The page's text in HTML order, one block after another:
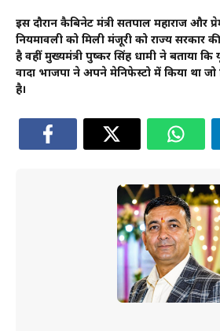
इस दौरान कैबिनेट मंत्री सतपाल महाराज और
नियमावली को मिली मंजूरी को राज्य सरकार
है वहीं मुख्यमंत्री पुष्कर सिंह धामी ने बताया
वादा भाजपा ने अपने मेनिफेस्टो में किया था जो
है।